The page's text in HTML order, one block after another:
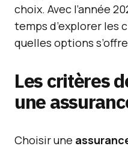
choix. Avec l’année
temps d’explorer les
quelles options
Les critères
une
Choisir une